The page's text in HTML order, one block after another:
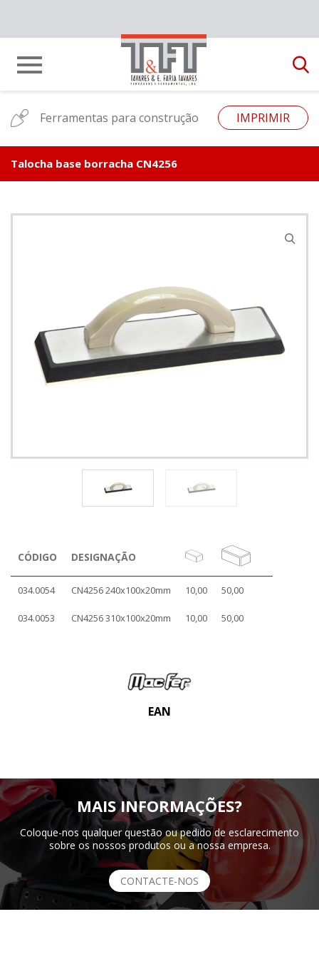
Ferramentas para construção IMPRIMIR
Talocha base borracha CN4256
CÓDIGO DESIGNAÇÃO
034.0054 CN4256 240x100x20mm 10,00 50,00
034.0053 CN4256 310x100x20mm 10,00 50,00
EAN
MAIS INFORMAÇÕES?
Coloque-nos qualquer questão ou pedido de esclarecimento
sobre os nossos produtos ou a nossa empresa.
CONTACTE-NOS